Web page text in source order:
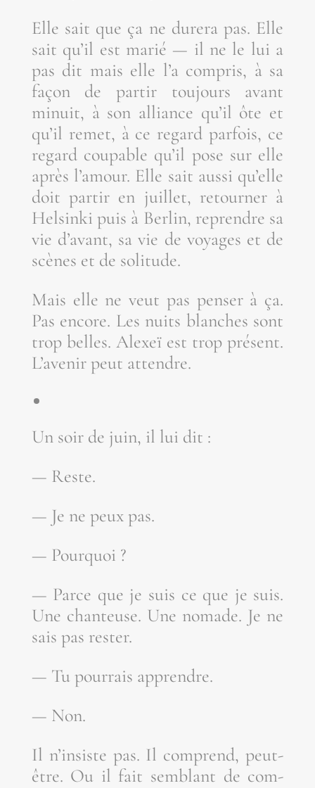
Elle sait que ça ne dure­ra pas. Elle
sait qu’il est marié — il ne le lui a
pas dit mais elle l’a com­pris, à sa
façon de par­tir tou­jours avant
minuit, à son alliance qu’il ôte et
qu’il remet, à ce regard par­fois, ce
regard cou­pable qu’il pose sur elle
après l’amour. Elle sait aus­si qu’elle
doit par­tir en juillet, retour­ner à
Hel­sin­ki puis à Ber­lin, reprendre sa
vie d’avant, sa vie de voyages et de
scènes et de solitude.
Mais elle ne veut pas pen­ser à ça.
Pas encore. Les nuits blanches sont
trop belles. Alexeï est trop pré­sent.
L’avenir peut attendre.
Un soir de juin, il lui dit :
— Reste.
— Je ne peux pas.
— Pour­quoi ?
— Parce que je suis ce que je suis.
Une chan­teuse. Une nomade. Je ne
sais pas rester.
— Tu pour­rais apprendre.
— Non.
Il n’insiste pas. Il com­prend, peut-
être. Ou il fait sem­blant de com­